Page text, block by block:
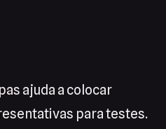
ajuda a colocar
para testes.